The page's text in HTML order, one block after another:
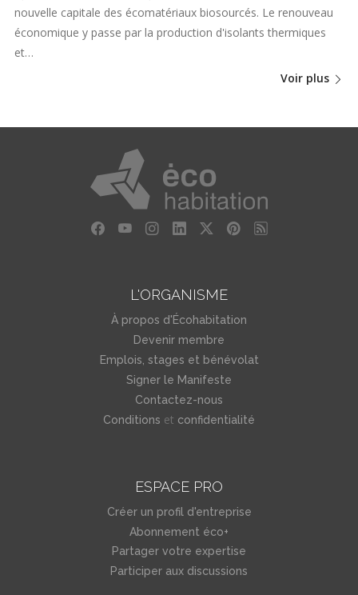
nouvelle capitale des écomatériaux biosourcés. Le renouveau
économique y passe par la production d'isolants thermiques
et…
Voir plus
L'ORGANISME
À propos d'Écohabitation
Devenir membre
Emplois, stages et bénévolat
Signer le Manifeste
Contactez-nous
Conditions et confidentialité
ESPACE PRO
Créer un profil d'entreprise
Abonnement éco+
Partager votre expertise
Participer aux discussions